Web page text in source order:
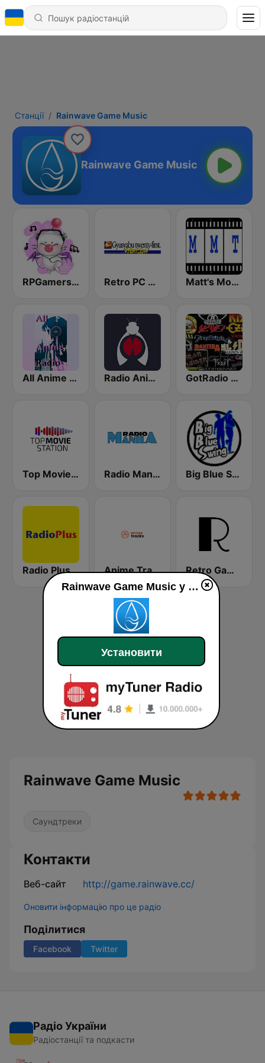
Станції Rainwave Game Music
Rainwave Game Music
RPGamers Network Game Music Radio Retro PC GAME Streaming Radio Matt's Movie Trax
All Anime Radio Radio Anime 24 GotRadio - Rockin' 80's
Top Movie Station Radio Manila Big Blue Swing Radio
Radio Plus Anime Tracks Retro Game Music
Rainwave Game Music
Саундтреки
Контакти
Веб-сайт http://game.rainwave.cc/
Оновити інформацію про це радіо
Поділитися
Facebook Twitter
Радіо України
Радіостанції та подкасти
Rainwave Game Music у прямому ефір
Установити